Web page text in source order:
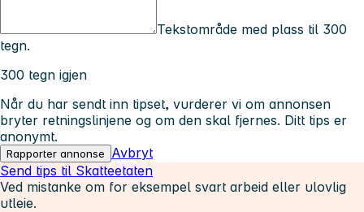
Tekstområde med plass til 300
tegn.
300 tegn igjen
Når du har sendt inn tipset, vurderer vi om annonsen
bryter retningslinjene og om den skal fjernes. Ditt tips er
anonymt.
Rapporter annonse
Avbryt
Send tips til Skatteetaten
Ved mistanke om for eksempel svart arbeid eller ulovlig
utleie.